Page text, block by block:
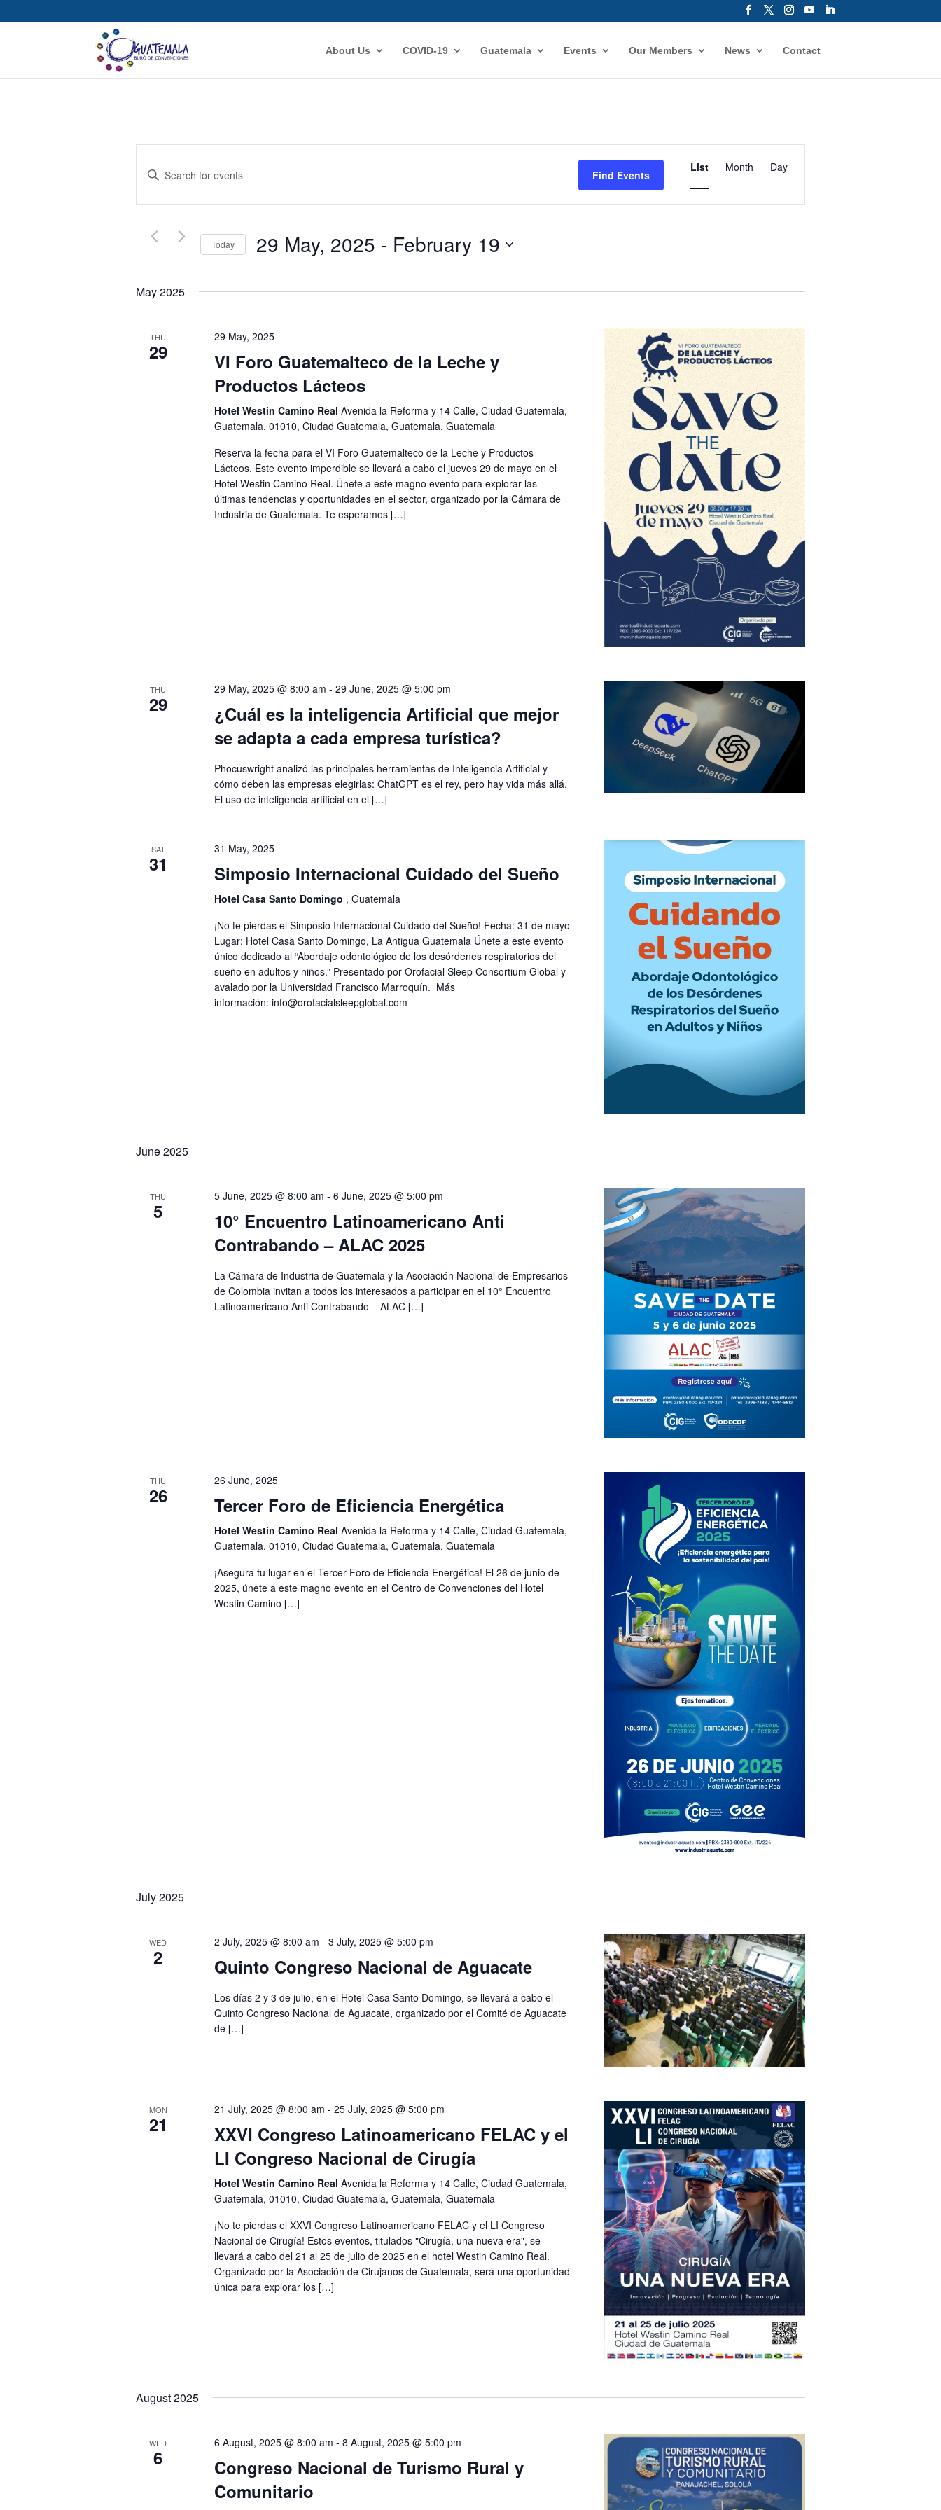
About Us COVID-19 Guatemala Events Our Members News Contact
Events
Search
and
Navigation
Enter
Keyword.
Events
Find Events
Views
List Month Day
Today 29 May, 2025 - February 19
May 2025
THU
29
29 May, 2025
VI Foro Guatemalteco de la Leche y
Productos Lácteos
Hotel Westin Camino Real Avenida la Reforma y 14 Calle, Ciudad Guatemala,
Guatemala, 01010, Ciudad Guatemala, Guatemala, Guatemala
Reserva la fecha para el VI Foro Guatemalteco de la Leche y Productos
Lácteos. Este evento imperdible se llevará a cabo el jueves 29 de mayo en el
Hotel Westin Camino Real. Únete a este magno evento para explorar las
últimas tendencias y oportunidades en el sector, organizado por la Cámara de
Industria de Guatemala. Te esperamos […]
THU
29
29 May, 2025 @ 8:00 am - 29 June, 2025 @ 5:00 pm
¿Cuál es la inteligencia Artificial que mejor
se adapta a cada empresa turística?
Phocuswright analizó las principales herramientas de Inteligencia Artificial y
cómo deben las empresas elegirlas: ChatGPT es el rey, pero hay vida más allá.
El uso de inteligencia artificial en el […]
SAT
31
31 May, 2025
Simposio Internacional Cuidado del Sueño
Hotel Casa Santo Domingo , Guatemala
¡No te pierdas el Simposio Internacional Cuidado del Sueño! Fecha: 31 de mayo
Lugar: Hotel Casa Santo Domingo, La Antigua Guatemala Únete a este evento
único dedicado al “Abordaje odontológico de los desórdenes respiratorios del
sueño en adultos y niños.” Presentado por Orofacial Sleep Consortium Global y
avalado por la Universidad Francisco Marroquín. Más
información: info@orofacialsleepglobal.com
June 2025
THU
5
5 June, 2025 @ 8:00 am - 6 June, 2025 @ 5:00 pm
10° Encuentro Latinoamericano Anti
Contrabando – ALAC 2025
La Cámara de Industria de Guatemala y la Asociación Nacional de Empresarios
de Colombia invitan a todos los interesados a participar en el 10° Encuentro
Latinoamericano Anti Contrabando – ALAC […]
THU
26
26 June, 2025
Tercer Foro de Eficiencia Energética
Hotel Westin Camino Real Avenida la Reforma y 14 Calle, Ciudad Guatemala,
Guatemala, 01010, Ciudad Guatemala, Guatemala, Guatemala
¡Asegura tu lugar en el Tercer Foro de Eficiencia Energética! El 26 de junio de
2025, únete a este magno evento en el Centro de Convenciones del Hotel
Westin Camino […]
July 2025
WED
2
2 July, 2025 @ 8:00 am - 3 July, 2025 @ 5:00 pm
Quinto Congreso Nacional de Aguacate
Los días 2 y 3 de julio, en el Hotel Casa Santo Domingo, se llevará a cabo el
Quinto Congreso Nacional de Aguacate, organizado por el Comité de Aguacate
de […]
MON
21
21 July, 2025 @ 8:00 am - 25 July, 2025 @ 5:00 pm
XXVI Congreso Latinoamericano FELAC y el
LI Congreso Nacional de Cirugía
Hotel Westin Camino Real Avenida la Reforma y 14 Calle, Ciudad Guatemala,
Guatemala, 01010, Ciudad Guatemala, Guatemala, Guatemala
¡No te pierdas el XXVI Congreso Latinoamericano FELAC y el LI Congreso
Nacional de Cirugía! Estos eventos, titulados "Cirugía, una nueva era", se
llevará a cabo del 21 al 25 de julio de 2025 en el hotel Westin Camino Real.
Organizado por la Asociación de Cirujanos de Guatemala, será una oportunidad
única para explorar los […]
August 2025
WED
6
6 August, 2025 @ 8:00 am - 8 August, 2025 @ 5:00 pm
Congreso Nacional de Turismo Rural y
Comunitario